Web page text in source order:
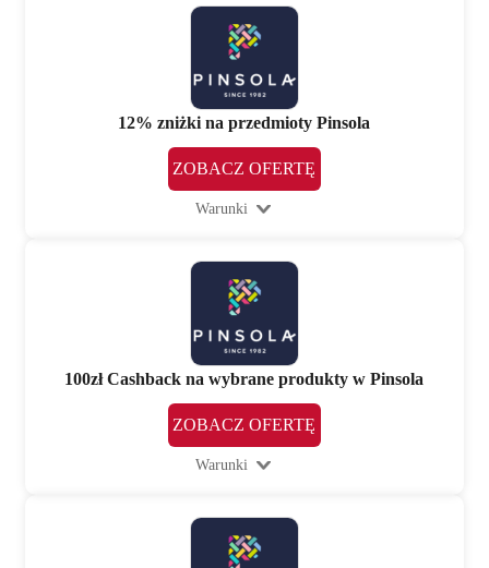
12% zniżki na przedmioty Pinsola
ZOBACZ OFERTĘ
Warunki
100zł Cashback na wybrane produkty w Pinsola
ZOBACZ OFERTĘ
Warunki